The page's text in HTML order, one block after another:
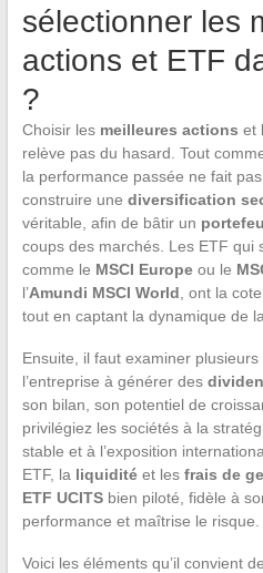
sélectionner les
actions et ETF
?
Choisir les meilleures actions et
relève pas du hasard. Tout
la performance passée ne fait pas
construire une diversification
véritable, afin de bâtir un
coups des marchés. Les ETF qui
comme le MSCI Europeou le
l’Amundi MSCI World , ont la
tout en captant la dynamique de
Ensuite, il faut examiner
l’entreprise à générer des
son bilan, son potentiel de
privilégiez les sociétés à la
stable et à l’exposition
ETF, la liquiditéet les frais de
ETF UCITSbien piloté, fidèle à
performance et maîtrise le risque.
Voici les éléments qu’il convient